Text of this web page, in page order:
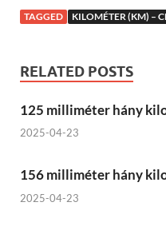
TAGGED KILOMÉTER (KM) –
RELATED POSTS
125 milliméter hány
2025-04-23
156 milliméter hány
2025-04-23